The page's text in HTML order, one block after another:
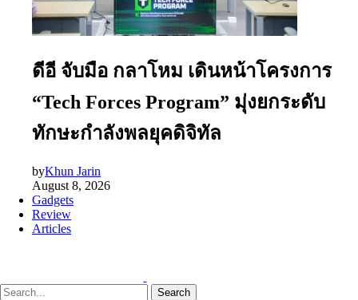
ดีอี จับมือ กลาโหม เดินหน้าโครงการ
“Tech Forces Program” มุ่งยกระดับ
ทักษะกำลังพลยุคดิจิทัล
byKhun Jarin
August 8, 2026
Gadgets
Review
Articles
Search